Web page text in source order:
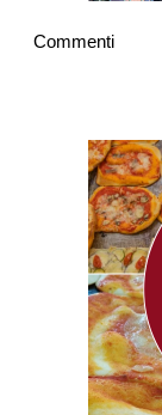
Commenti